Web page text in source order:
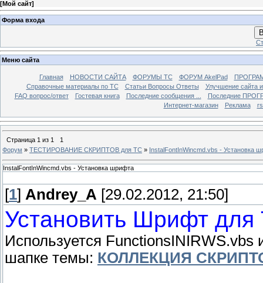
[Мой сайт]
Форма входа
Меню сайта
Главная НОВОСТИ САЙТА ФОРУМЫ TC ФОРУМ AkelPad
Справочные материалы по TС
Статьи Вопросы Ответы
Улучшение сайта
FAQ вопрос/ответ
Гостевая книга Последние сообщения ...
Последние
Интернет-магазин
Реклама
Страница 1 из 1
1
Форум » ТЕСТИРОВАНИЕ СКРИПТОВ для TC » InstalFontInWincmd.vbs - Установка
InstalFontInWincmd.vbs - Установка шрифта
[1] Andrey_A [29.02.2012, 21:50]
Установить Шрифт для
Используется
шапке темы: КОЛЛЕКЦИЯ